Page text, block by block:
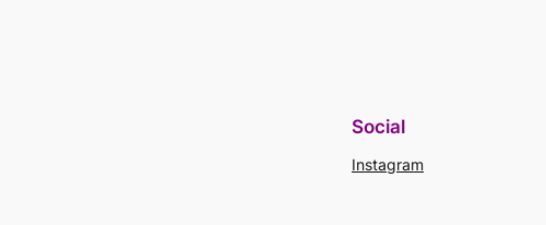
Social
Instagram